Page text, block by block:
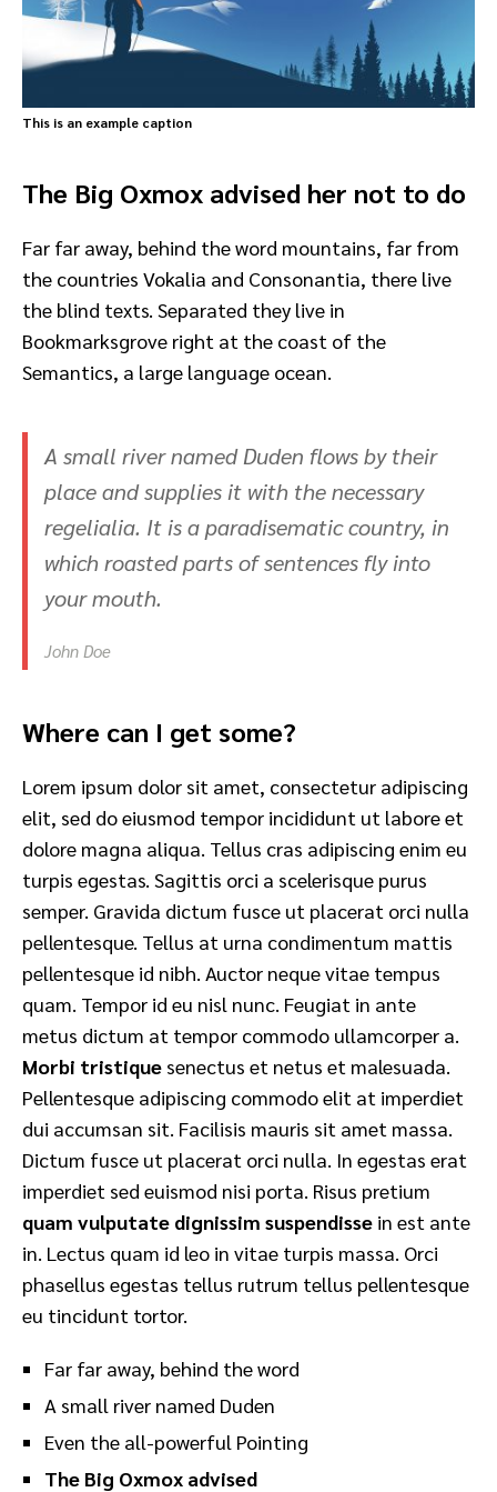
This is an example caption
The Big Oxmox advised her not to do
Far far away, behind the word mountains, far from
the countries Vokalia and Consonantia, there live
the blind texts. Separated they live in
Bookmarksgrove right at the coast of the
Semantics, a large language ocean.
A small river named Duden flows by their
place and supplies it with the necessary
regelialia. It is a paradisematic country, in
which roasted parts of sentences fly into
your mouth.
John Doe
Where can I get some?
Lorem ipsum dolor sit amet, consectetur adipiscing
elit, sed do eiusmod tempor incididunt ut labore et
dolore magna aliqua. Tellus cras adipiscing enim eu
turpis egestas. Sagittis orci a scelerisque purus
semper. Gravida dictum fusce ut placerat orci nulla
pellentesque. Tellus at urna condimentum mattis
pellentesque id nibh. Auctor neque vitae tempus
quam. Tempor id eu nisl nunc. Feugiat in ante
metus dictum at tempor commodo ullamcorper a.
Morbi tristique senectus et netus et malesuada.
Pellentesque adipiscing commodo elit at imperdiet
dui accumsan sit. Facilisis mauris sit amet massa.
Dictum fusce ut placerat orci nulla. In egestas erat
imperdiet sed euismod nisi porta. Risus pretium
quam vulputate dignissim suspendisse in est ante
in. Lectus quam id leo in vitae turpis massa. Orci
phasellus egestas tellus rutrum tellus pellentesque
eu tincidunt tortor.
Far far away, behind the word
A small river named Duden
Even the all-powerful Pointing
The Big Oxmox advised